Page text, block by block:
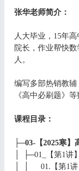
张华老师简介：
人大毕业，15年
院长，作业帮快
人。
编写多部热销教辅
《高中必刷题》
课程目录：
├─03-【2025寒】
│ ├─01_【第1讲
│ │ 01.【第1讲